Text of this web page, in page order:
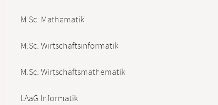
M.Sc. Mathematik
M.Sc. Wirtschaftsinformatik
M.Sc. Wirtschaftsmathematik
LAaG Informatik